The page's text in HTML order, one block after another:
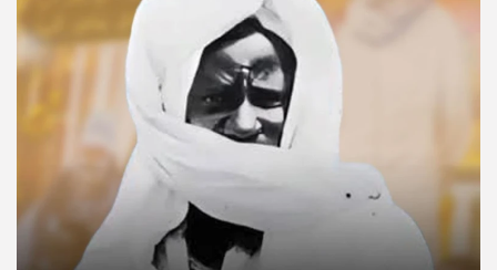
© Copyright 2025, APS